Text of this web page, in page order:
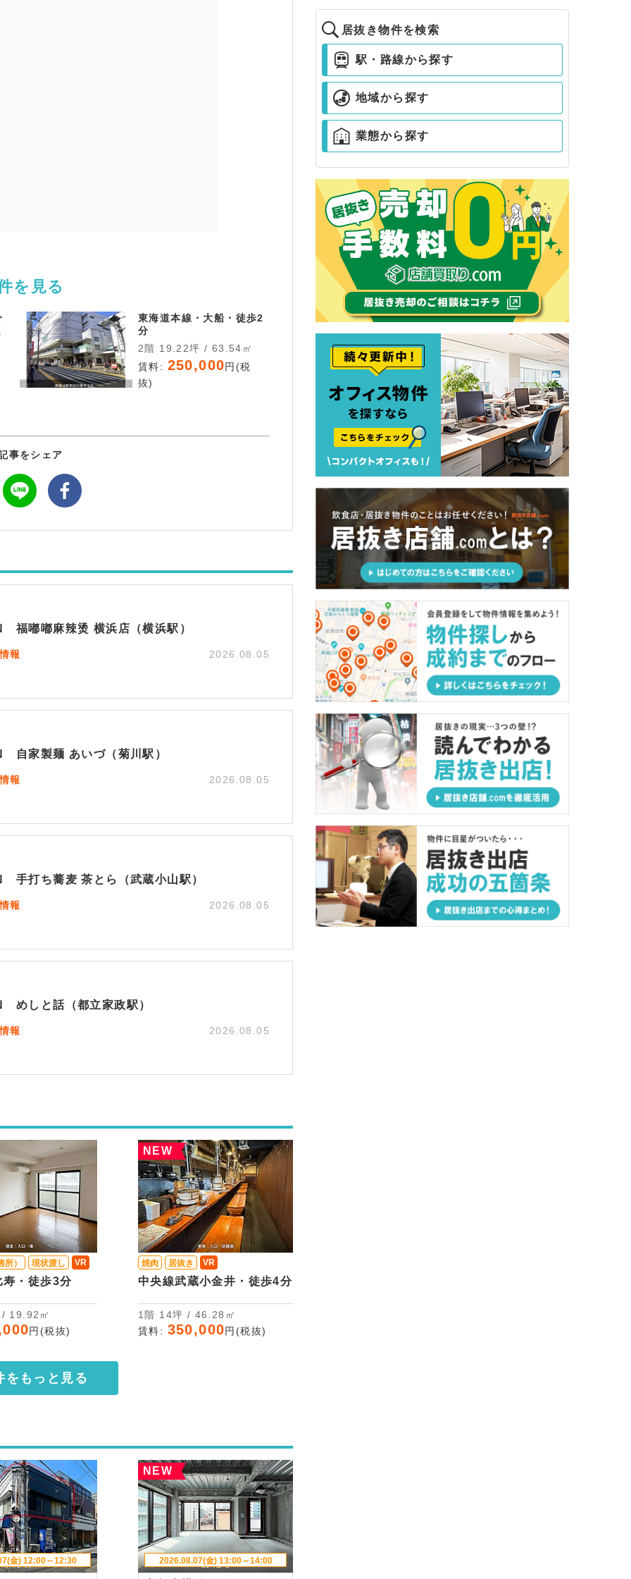
を見る
東海道本線・大船・徒歩2
分
2階 19.22坪 / 63.54㎡
賃料: 250,000円(税
抜)
事をシェア
福嘟嘟麻辣烫 横浜店（横浜駅）
報 2026.08.05
自家製麺 あいづ（菊川駅）
報 2026.08.05
手打ち蕎麦 茶とら（武蔵小山駅）
報 2026.08.05
めしと話（都立家政駅）
報 2026.08.05
） 現状渡し VR
寿・徒歩3分
/ 19.92㎡
円(税抜)
NEW
焼肉 居抜き VR
中央線武蔵小金井・徒歩4分
1階 14坪 / 46.28㎡
賃料: 350,000円(税抜)
をもっと見る
金) 12:00～12:30
NEW
2026.08.07(金) 13:00～14:00
居抜き物件を検索
駅・路線から探す
地域から探す
業態から探す